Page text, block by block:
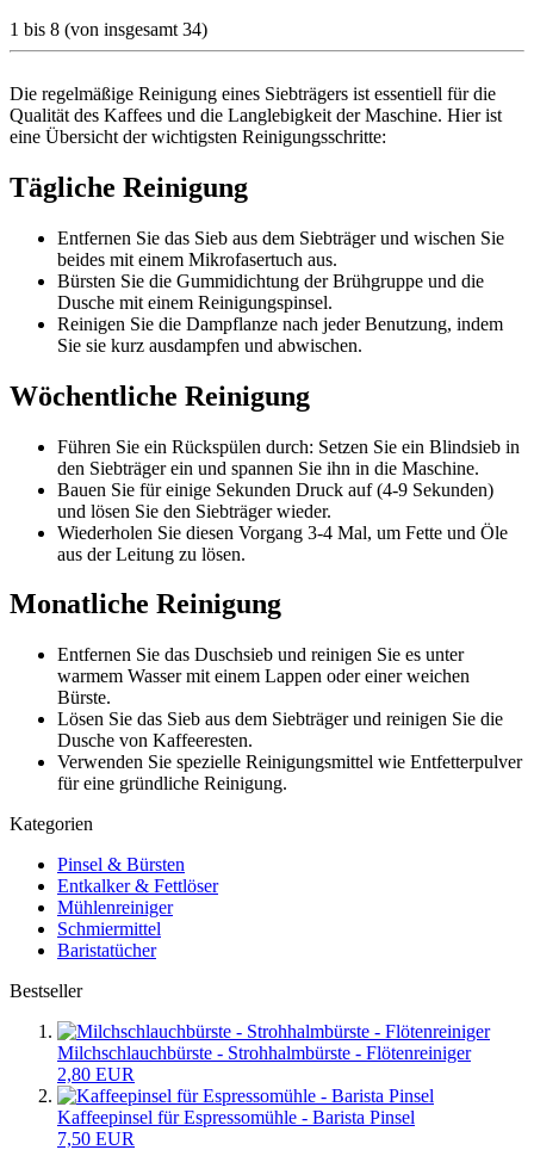
1 bis 8 (von insgesamt 34)
Die regelmäßige Reinigung eines Siebträgers ist essentiell für die
Qualität des Kaffees und die Langlebigkeit der Maschine. Hier ist
eine Übersicht der wichtigsten Reinigungsschritte:
Tägliche Reinigung
Entfernen Sie das Sieb aus dem Siebträger und wischen Sie
beides mit einem Mikrofasertuch aus.
Bürsten Sie die Gummidichtung der Brühgruppe und die
Dusche mit einem Reinigungspinsel.
Reinigen Sie die Dampflanze nach jeder Benutzung, indem
Sie sie kurz ausdampfen und abwischen.
Wöchentliche Reinigung
Führen Sie ein Rückspülen durch: Setzen Sie ein Blindsieb in
den Siebträger ein und spannen Sie ihn in die Maschine.
Bauen Sie für einige Sekunden Druck auf (4-9 Sekunden)
und lösen Sie den Siebträger wieder.
Wiederholen Sie diesen Vorgang 3-4 Mal, um Fette und Öle
aus der Leitung zu lösen.
Monatliche Reinigung
Entfernen Sie das Duschsieb und reinigen Sie es unter
warmem Wasser mit einem Lappen oder einer weichen
Bürste.
Lösen Sie das Sieb aus dem Siebträger und reinigen Sie die
Dusche von Kaffeeresten.
Verwenden Sie spezielle Reinigungsmittel wie Entfetterpulver
für eine gründliche Reinigung.
Kategorien
Pinsel & Bürsten
Entkalker & Fettlöser
Mühlenreiniger
Schmiermittel
Baristatücher
Bestseller
Milchschlauchbürste - Strohhalmbürste - Flötenreiniger
2,80 EUR
Kaffeepinsel für Espressomühle - Barista Pinsel
7,50 EUR